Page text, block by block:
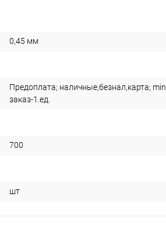
0,45 мм
Предоплата; наличные,безнал,карта; min
заказ-1.ед.
700
шт